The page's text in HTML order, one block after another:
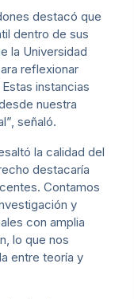
destacó que
dentro de sus
la Universidad
reflexionar
instancias
nuestra
señaló.
la calidad del
destacaría
Contamos
y
con amplia
lo que nos
entre teoría y